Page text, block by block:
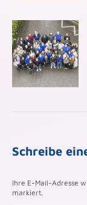
Schreibe
Ihre E-Mail-Adresse
markiert.